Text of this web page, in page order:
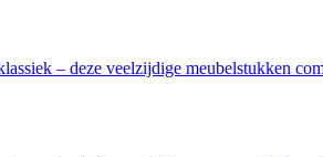
– deze veelzijdige meubelstukken